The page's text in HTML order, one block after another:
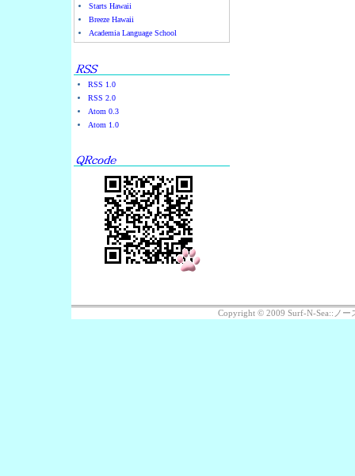
Starts Hawaii
Breeze Hawaii
Academia Language School
RSS 1.0
RSS 2.0
Atom 0.3
Atom 1.0
Copyright © 2009 Surf-N-Sea::ノー